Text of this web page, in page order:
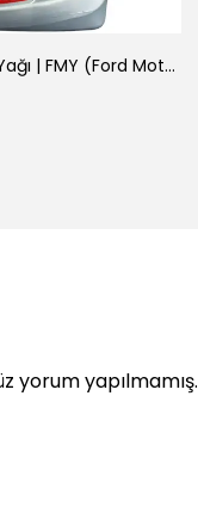
0W/20 6.2L Motor Yağı | FMY (Ford Motor Yağları)
yorum yapılmamış.